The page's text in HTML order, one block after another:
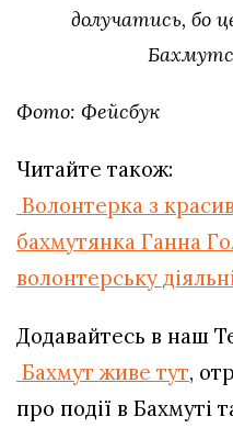
долучатись, бо
Фото: Фейсбук
Читайте також:
Волонтерка з
бахмутянка Ганна
волонтерську
Додавайтесь в наш
Бахмут живе тут,
про події в Бахмуті